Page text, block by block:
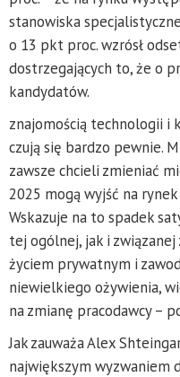
stanowiska
o 13 pkt proc. wzrósł
dostrzegających to, że o
kandydatów.
znajomością technologii i
czują się bardzo pewnie.
zawsze chcieli zmieniać
2025 mogą wyjść na
Wskazuje na to spadek
tej ogólnej, jak i związanej
życiem prywatnym i
niewielkiego ożywienia,
na zmianę pracodawcy –
Jak zauważa Alex
największym wyzwaniem